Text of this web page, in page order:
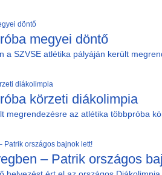
megyei döntő
a SZVSE atlétika pályáján került
körzeti diákolimpia
megrendezésre az atlétika többpróba
– Patrik országos